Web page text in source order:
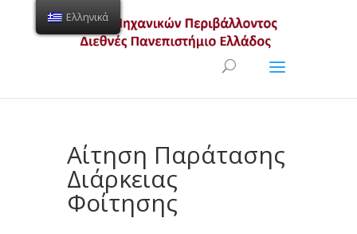
Ανοίξτε τη γραμμή εργαλείων
Αίτηση Παράτασης
Διάρκειας
Φοίτησης
Ελληνικά